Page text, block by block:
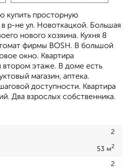
купить просторную
р-не ул. Новоткацкой. Большая
нового хозяина. Кухня 8
фирмы BOSH. В большой
окно. Квартира
этаже. В доме есть
магазин, аптека.
доступности. Квартира
Два взрослых собственника.
2
53 м2
2